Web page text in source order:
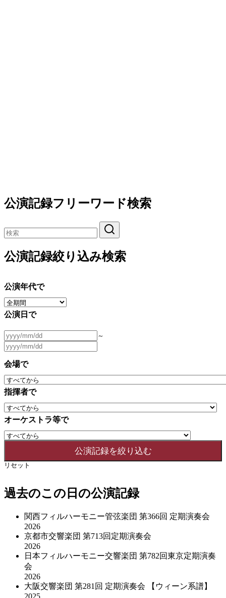
公演記録フリーワード検索
公演記録絞り込み検索
公演年代で
公演日で
～
会場で
指揮者で
オーケストラ等で
リセット
過去のこの日の公演記録
関西フィルハーモニー管弦楽団 第366回 定期演奏会
2026
京都市交響楽団 第713回定期演奏会
2026
日本フィルハーモニー交響楽団 第782回東京定期演奏
会
2026
大阪交響楽団 第281回 定期演奏会 【ウィーン系譜】
2025